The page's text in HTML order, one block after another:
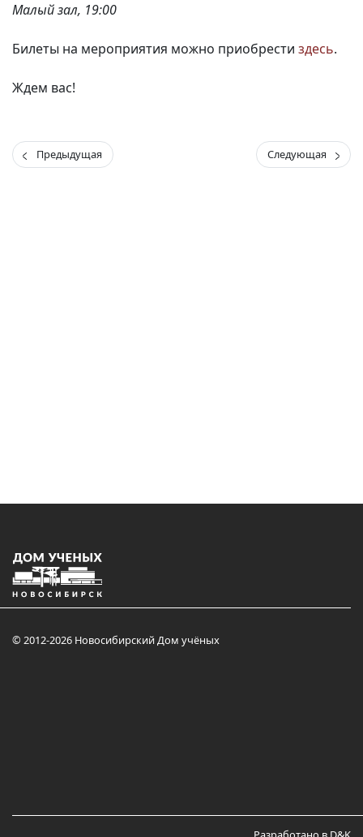
Малый зал, 19:00
Билеты на мероприятия можно приобрести здесь.
Ждем вас!
Предыдущая Следующая
© 2012-2026 Новосибирский Дом учёных